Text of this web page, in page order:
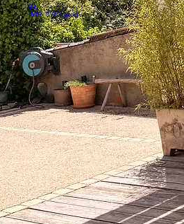
fonctionnel et parfaitement adapté à votre mode
01
IMG_8737.jpeg